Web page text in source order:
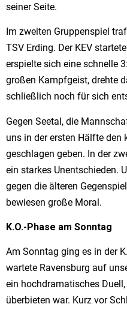
seiner Seite.
Im zweiten Gruppenspiel
TSV Erding. Der KEV
erspielte sich eine schnelle
großen Kampfgeist, drehte
schließlich noch für sich
Gegen Seetal, die
uns in der ersten Hälfte den
geschlagen geben. In der
ein starkes Unentschieden.
gegen die älteren
bewiesen große Moral.
K.O.-Phase am Sonntag
Am Sonntag ging es in der
wartete Ravensburg auf
ein hochdramatisches
überbieten war. Kurz vor